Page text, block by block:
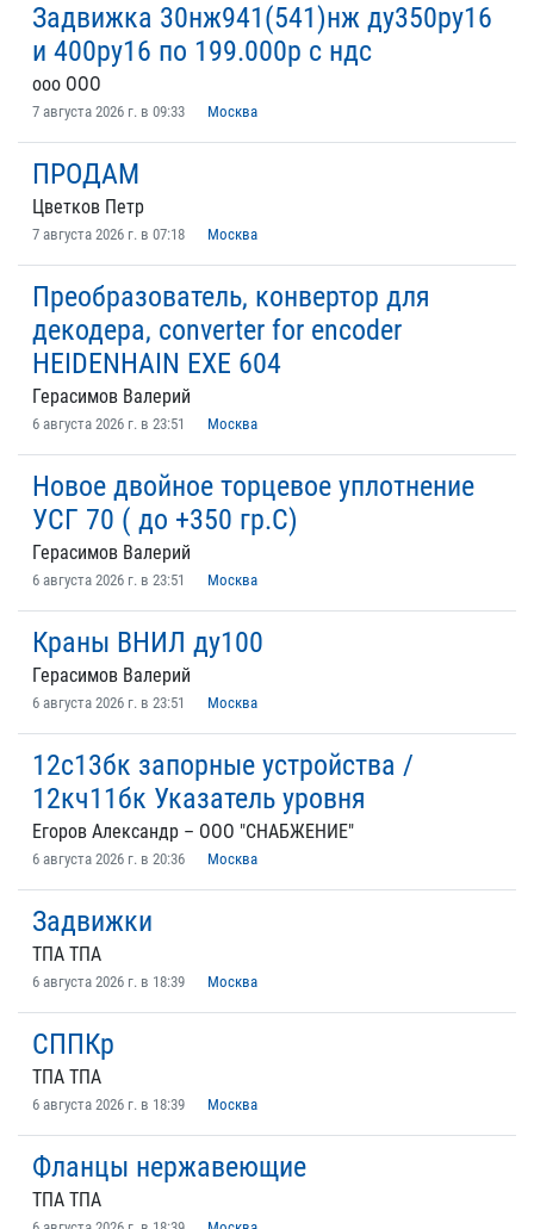
Задвижка 30нж941(541)нж ду350ру16
и 400ру16 по 199.000р с ндс
ooo ООО
7 августа 2026 г. в 09:33 Москва
ПРОДАМ
Цветков Петр
7 августа 2026 г. в 07:18 Москва
Преобразователь, конвертор для
декодера, converter for encoder
HEIDENHAIN EXE 604
Герасимов Валерий
6 августа 2026 г. в 23:51 Москва
Новое двойное торцевое уплотнение
УСГ 70 ( до +350 гр.С)
Герасимов Валерий
6 августа 2026 г. в 23:51 Москва
Краны ВНИЛ ду100
Герасимов Валерий
6 августа 2026 г. в 23:51 Москва
12с13бк запорные устройства /
12кч11бк Указатель уровня
Егоров Александр – ООО "СНАБЖЕНИЕ"
6 августа 2026 г. в 20:36 Москва
Задвижки
ТПА ТПА
6 августа 2026 г. в 18:39 Москва
СППКр
ТПА ТПА
6 августа 2026 г. в 18:39 Москва
Фланцы нержавеющие
ТПА ТПА